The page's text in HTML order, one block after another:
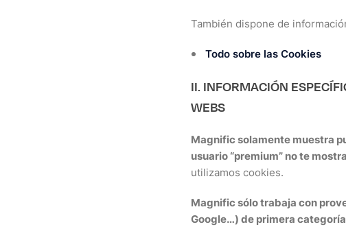
También dispone de
Todo sobre las Cookies
II. INFORMACIÓN
WEBS
Magnific solamente muestra
usuario “premium” no te
utilizamos cookies.
Magnific sólo trabaja con
Google…) de primera